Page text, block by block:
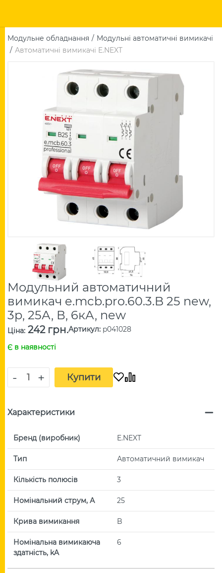
Модульне обладнання
Модульні автоматичні вимикачі
Автоматичні вимикачі E.NEXT
Модульний автоматичний
вимикач e.mcb.pro.60.3.B 25 new,
3р, 25А, В, 6кА, new
Ціна: 242 грн.Артикул: p041028
Є в наявності
- + Купити
Характеристики
Бренд (виробник) E.NEXT
Тип Автоматичний вимикач
Кількість полюсів 3
Номінальний струм, А 25
Крива вимикання B
Номінальна вимикаюча
здатність, kA
6